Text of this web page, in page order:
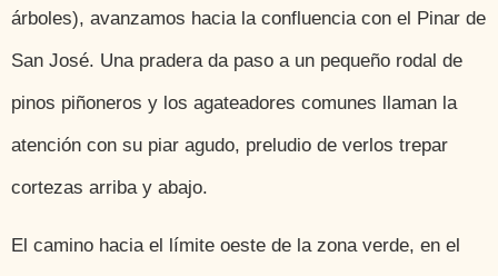
árboles), avanzamos hacia la confluencia con el Pinar de
San José. Una pradera da paso a un pequeño rodal de
pinos piñoneros y los agateadores comunes llaman la
atención con su piar agudo, preludio de verlos trepar
cortezas arriba y abajo.
El camino hacia el límite oeste de la zona verde, en el